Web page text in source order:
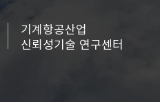
기계항공산업
신뢰성기술 연구센터